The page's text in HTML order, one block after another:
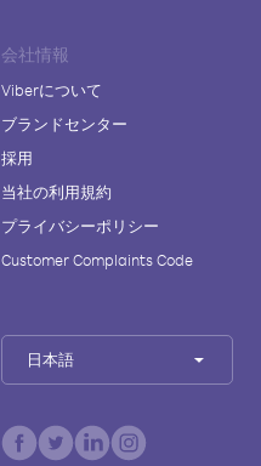
会社情報
Viberについて
ブランドセンター
採用
当社の利用規約
プライバシーポリシー
Customer Complaints Code
日本語